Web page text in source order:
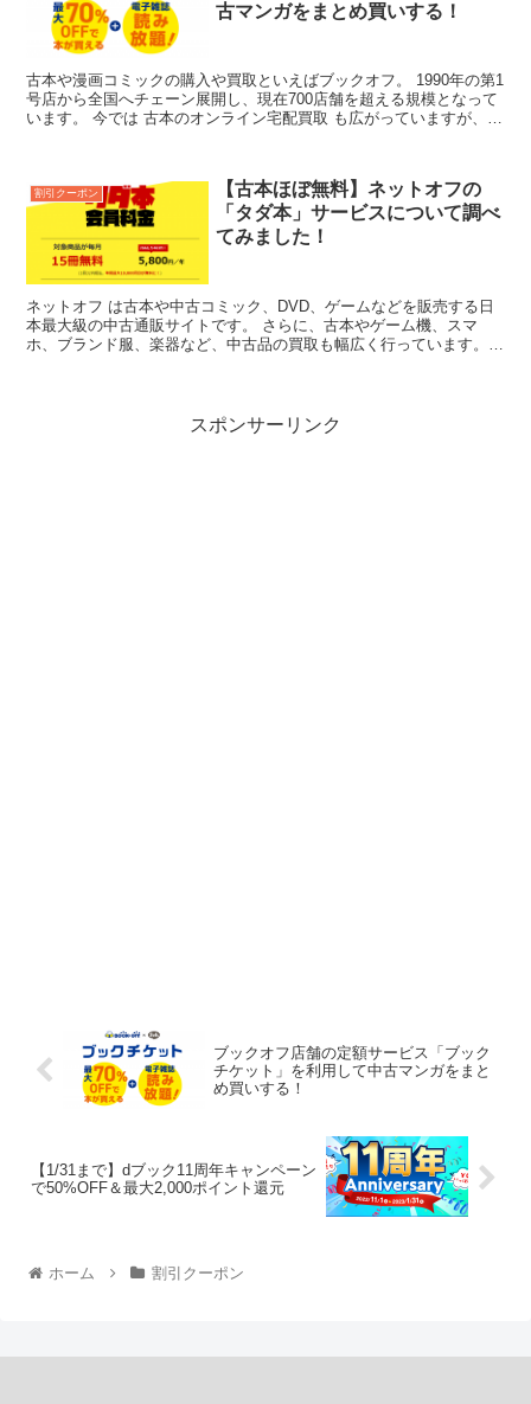
古マンガをまとめ買いする！
古本や漫画コミックの購入や買取といえばブックオフ。 1990年の第1
号店から全国へチェーン展開し、現在700店舗を超える規模となって
います。 今では 古本のオンライン宅配買取 も広がっていますが、店
割引クーポン
【古本ほぼ無料】ネットオフの
「タダ本」サービスについて調べ
てみました！
ネットオフ は古本や中古コミック、DVD、ゲームなどを販売する日
本最大級の中古通販サイトです。 さらに、古本やゲーム機、スマ
ホ、ブランド服、楽器など、中古品の買取も幅広く行っています。
スポンサーリンク
ブックオフ店舗の定額サービス「ブック
チケット」を利用して中古マンガをまと
め買いする！
【1/31まで】dブック11周年キャンペーン
で50%OFF＆最大2,000ポイント還元
ホーム 割引クーポン